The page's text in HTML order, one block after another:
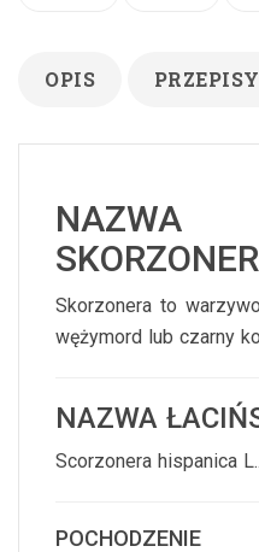
OPIS PRZEPISY
Skorzonera to
wężymord lub czarny
NAZWA
Scorzonera hispanica L..
POCHODZENIE